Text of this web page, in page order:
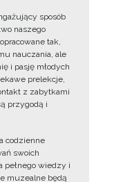
sposób
naszego
tak,
nauczania, ale
i pasję młodych
prelekcje,
z zabytkami
przygodą i
codzienne
swoich
pełnego wiedzy i
muzealne będą